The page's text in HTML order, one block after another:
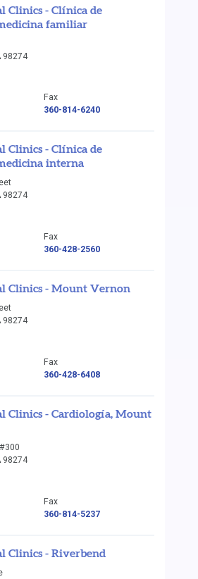
Clinics - Clínica de
familiar
98274
Fax
360-814-6240
Clinics - Clínica de
interna
98274
Fax
360-428-2560
Clinics - Mount Vernon
98274
Fax
360-428-6408
Clinics - Cardiología, Mount
98274
Fax
360-814-5237
Clinics - Riverbend